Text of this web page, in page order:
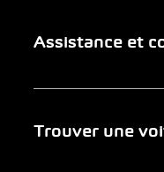
Assistance et
Trouver une